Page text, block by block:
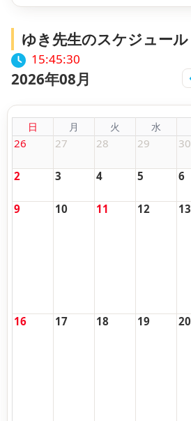
ゆき先生のスケジュール
15:45:31
2026年08月
日 月 火 水
26 27 28 29 30
2 3 4 5 6
9 10 11 12 13
16 17 18 19 20